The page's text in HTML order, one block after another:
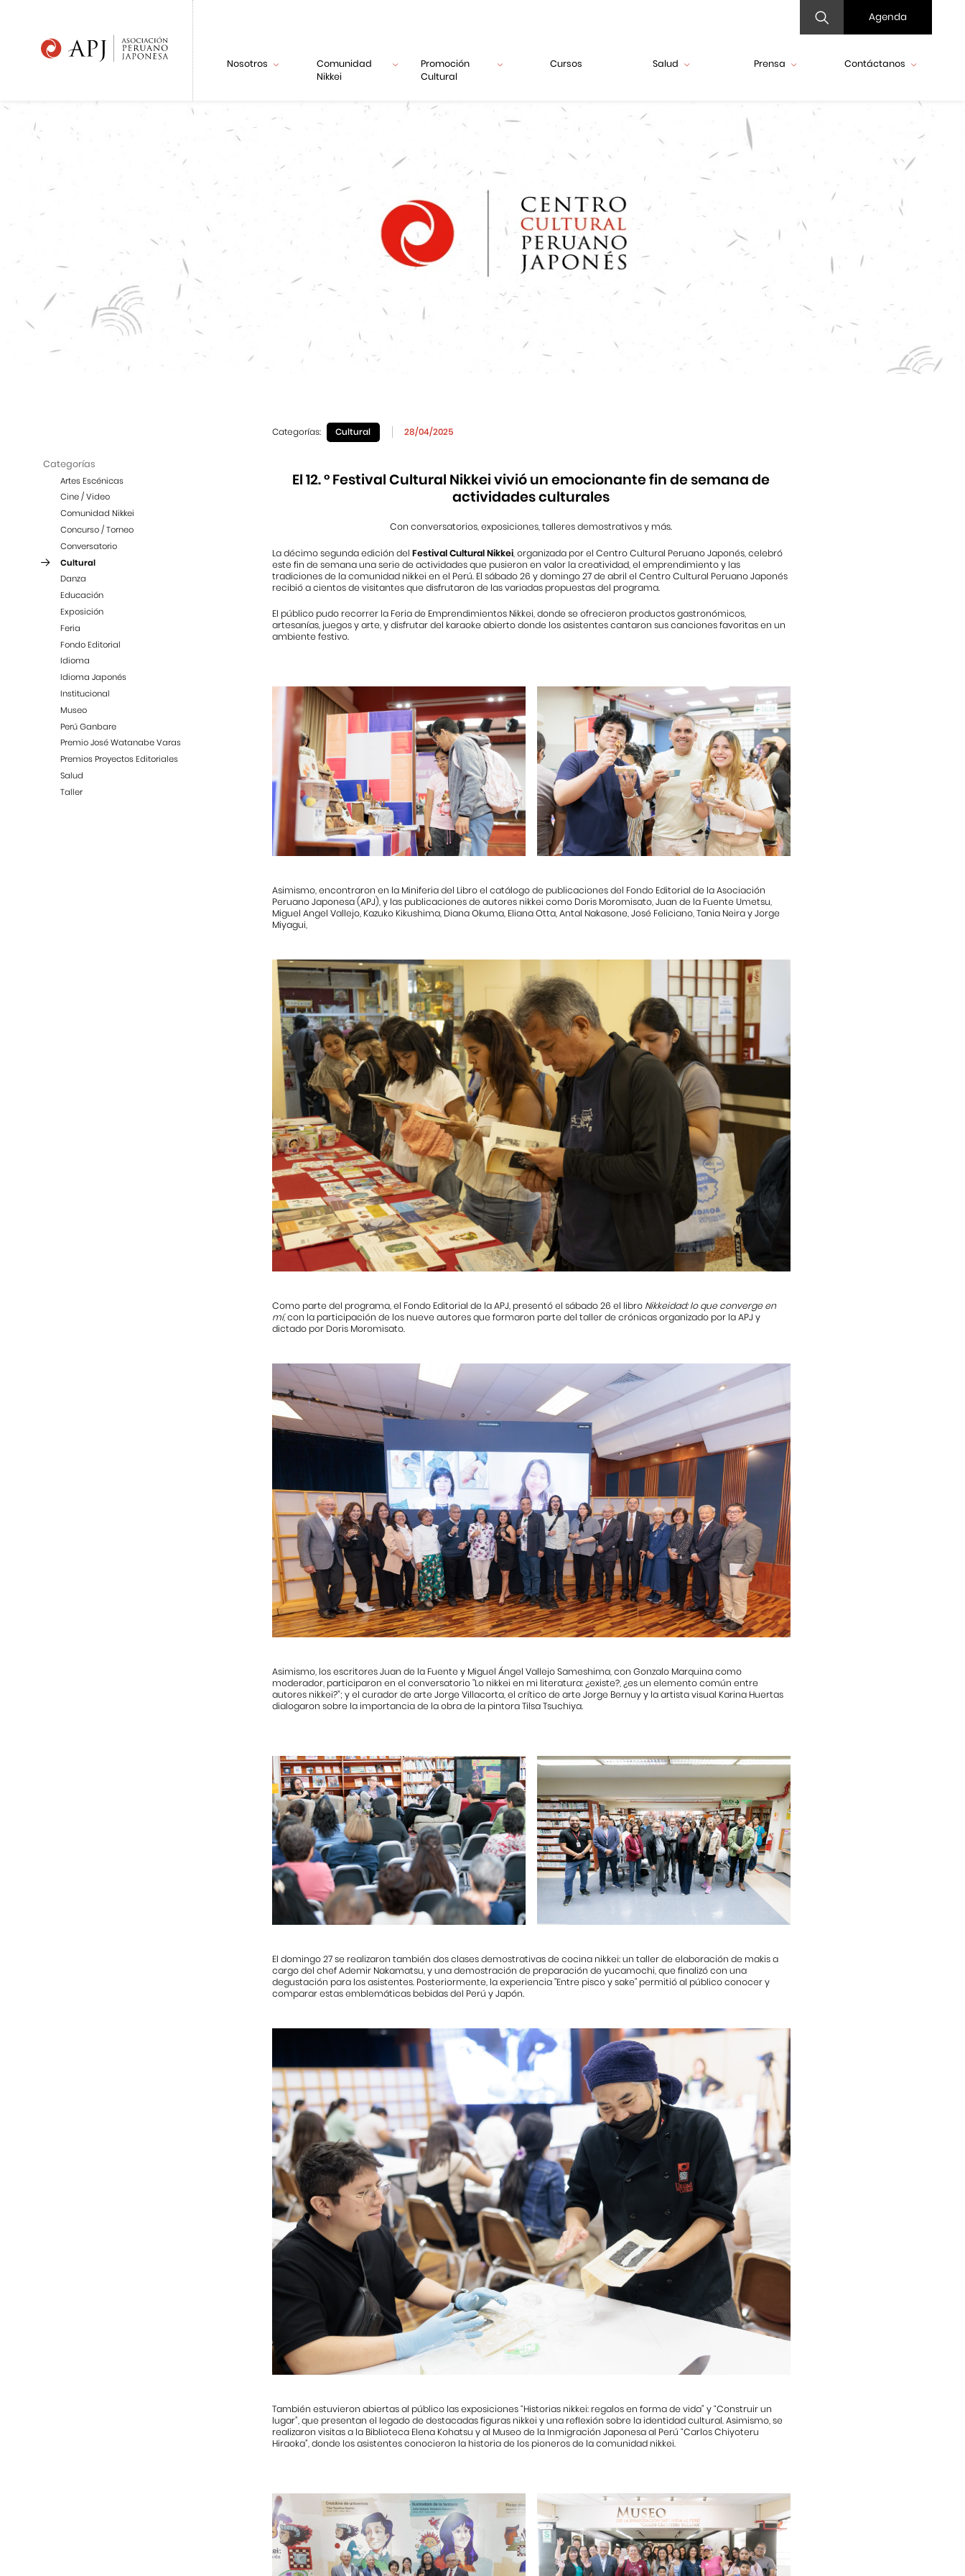
Agenda
Nosotros
Comunidad
Nikkei
Promoción
Cultural
Cursos Salud Prensa Contáctanos
Categorías
Artes Escénicas
Cine / Video
Comunidad Nikkei
Concurso / Torneo
Conversatorio
Cultural
Danza
Educación
Exposición
Feria
Fondo Editorial
Idioma
Idioma Japonés
Institucional
Museo
Perú Ganbare
Premio José Watanabe Varas
Premios Proyectos Editoriales
Salud
Taller
Categorías: Cultural 28/04/2025
El 12. ° Festival Cultural Nikkei vivió un emocionante fin de semana de
actividades culturales
Con conversatorios, exposiciones, talleres demostrativos y más.
La décimo segunda edición del Festival Cultural Nikkei, organizada por el Centro Cultural Peruano Japonés, celebró
este fin de semana una serie de actividades que pusieron en valor la creatividad, el emprendimiento y las
tradiciones de la comunidad nikkei en el Perú. El sábado 26 y domingo 27 de abril el Centro Cultural Peruano Japonés
recibió a cientos de visitantes que disfrutaron de las variadas propuestas del programa.
El público pudo recorrer la Feria de Emprendimientos Nikkei, donde se ofrecieron productos gastronómicos,
artesanías, juegos y arte, y disfrutar del karaoke abierto donde los asistentes cantaron sus canciones favoritas en un
ambiente festivo.
Asimismo, encontraron en la Miniferia del Libro el catálogo de publicaciones del Fondo Editorial de la Asociación
Peruano Japonesa (APJ), y las publicaciones de autores nikkei como Doris Moromisato, Juan de la Fuente Umetsu,
Miguel Angel Vallejo, Kazuko Kikushima, Diana Okuma, Eliana Otta, Antal Nakasone, José Feliciano, Tania Neira y Jorge
Miyagui,
Como parte del programa, el Fondo Editorial de la APJ, presentó el sábado 26 el libro Nikkeidad: lo que converge en
mí, con la participación de los nueve autores que formaron parte del taller de crónicas organizado por la APJ y
dictado por Doris Moromisato.
Asimismo, los escritores Juan de la Fuente y Miguel Ángel Vallejo Sameshima, con Gonzalo Marquina como
moderador, participaron en el conversatorio "Lo nikkei en mi literatura: ¿existe?, ¿es un elemento común entre
autores nikkei?”; y el curador de arte Jorge Villacorta, el crítico de arte Jorge Bernuy y la artista visual Karina Huertas
dialogaron sobre la importancia de la obra de la pintora Tilsa Tsuchiya.
El domingo 27 se realizaron también dos clases demostrativas de cocina nikkei: un taller de elaboración de makis a
cargo del chef Ademir Nakamatsu, y una demostración de preparación de yucamochi, que finalizó con una
degustación para los asistentes. Posteriormente, la experiencia "Entre pisco y sake" permitió al público conocer y
comparar estas emblemáticas bebidas del Perú y Japón.
También estuvieron abiertas al público las exposiciones “Historias nikkei: regalos en forma de vida” y “Construir un
lugar”, que presentan el legado de destacadas figuras nikkei y una reflexión sobre la identidad cultural. Asimismo, se
realizaron visitas a la Biblioteca Elena Kohatsu y al Museo de la Inmigración Japonesa al Perú “Carlos Chiyoteru
Hiraoka”, donde los asistentes conocieron la historia de los pioneros de la comunidad nikkei.